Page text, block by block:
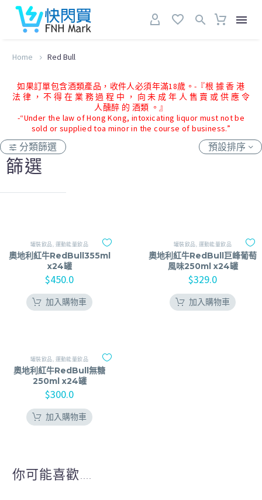
Home Red Bull
如果訂單包含酒類產品，收件人必須年滿18歲。-『根 據 香 港
法 律 ， 不 得 在 業 務 過 程 中 ， 向 未 成 年 人 售 賣 或 供 應 令
人醺醉 的 酒類 。』
-“Under the law of Hong Kong, intoxicating liquor must not be
sold or supplied toa minor in the course of business.”
分類篩選
篩選
預設排序
罐裝飲品 運動能量飲品
奧地利紅牛RedBull355ml
x24罐
$450.0
加入購物車
罐裝飲品 運動能量飲品
奧地利紅牛RedBull巨峰葡萄
風味250ml x24罐
$329.0
加入購物車
罐裝飲品 運動能量飲品
奧地利紅牛RedBull無糖
250ml x24罐
$300.0
加入購物車
你可能喜歡....